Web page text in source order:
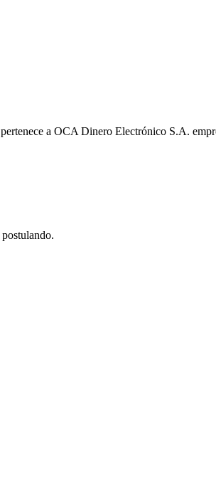
a OCA Dinero Electrónico S.A.